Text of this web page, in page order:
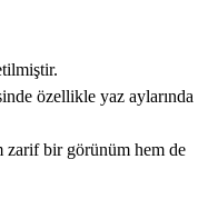
özellikle yaz aylarında
zarif bir görünüm hem de